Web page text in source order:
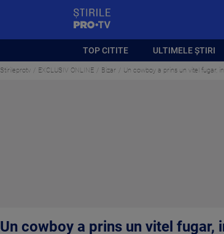
TOP CITITE ULTIMELE ȘTIRI
Stirileprotv EXCLUSIV ONLINE Bizar Un cowboy a prins un vitel fugar,
Un cowboy a prins un vitel